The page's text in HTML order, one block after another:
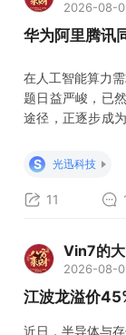
2026-08-
华为阿里腾讯
在人工智能算力
题日益严峻，已
途径，正逐步成
环节着手，解析
杰科技、仕佳光
S 光迅科技
11
Vin7的大
2026-08-
江波龙溢价
近日，半导体与